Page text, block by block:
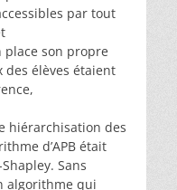
par tout
son propre
des élèves étaient
hiérarchisation des
d’APB était
Sans
algorithme qui